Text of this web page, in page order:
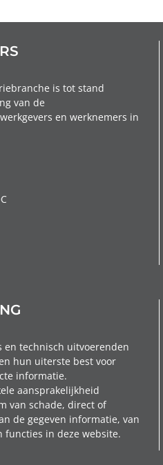
is tot stand
van de
en werknemers in
en technisch uitvoerenden
hun uiterste best voor
informatie.
aansprakelijkheid
van schade, direct of
de gegeven informatie, van
functies in deze website.